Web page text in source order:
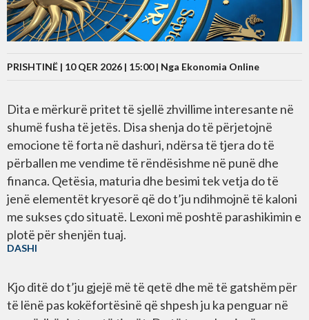
PRISHTINË | 10 QER 2026 | 15:00 | Nga Ekonomia Online
Dita e mërkurë pritet të sjellë zhvillime interesante në
shumë fusha të jetës. Disa shenja do të përjetojnë
emocione të forta në dashuri, ndërsa të tjera do të
përballen me vendime të rëndësishme në punë dhe
financa. Qetësia, maturia dhe besimi tek vetja do të
jenë elementët kryesorë që do t’ju ndihmojnë të kaloni
me sukses çdo situatë. Lexoni më poshtë parashikimin e
plotë për shenjën tuaj.
DASHI
Kjo ditë do t’ju gjejë më të qetë dhe më të gatshëm për
të lënë pas kokëfortësinë që shpesh ju ka penguar në